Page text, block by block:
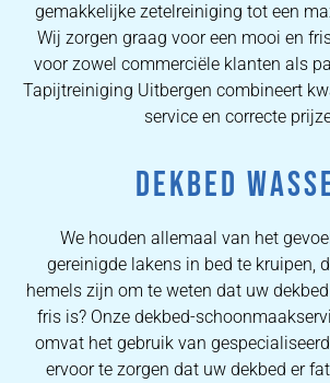
gemakkelijke zetelreiniging tot een
Wij zorgen graag voor een mooi en
voor zowel commerciële klanten als
Tapijtreiniging Uitbergen combineert
service en correcte
DEKBED
We houden allemaal van het
gereinigde lakens in bed te kruipen,
hemels zijn om te weten dat uw
fris is? Onze dekbed-
omvat het gebruik van
ervoor te zorgen dat uw dekbed er